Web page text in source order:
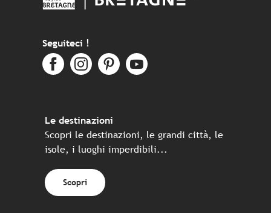
Seguiteci !
Le destinazioni
Scopri le destinazioni, le grandi città, le
isole, i luoghi imperdibili...
Scopri